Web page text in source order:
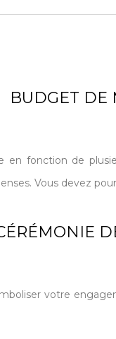
BUDGET DE
fonction de
Vous devez
votre